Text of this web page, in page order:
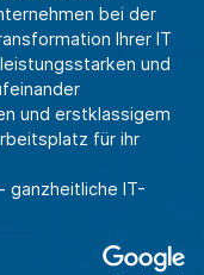
bei der
Ihrer IT
und
und erstklassigem
für ihr
ganzheitliche IT-